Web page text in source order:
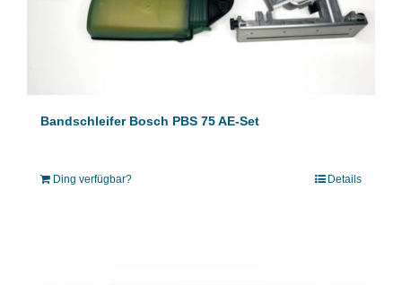
Bandschleifer Bosch PBS 75 AE-Set
Ding verfügbar? Details